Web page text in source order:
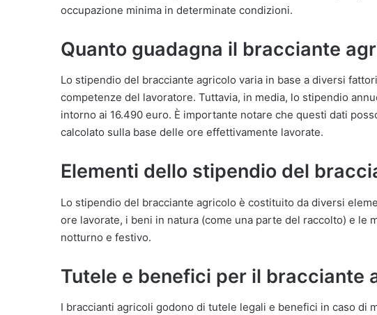
occupazione minima in determinate condizioni.
Quanto guadagna il bracciante
Lo stipendio del bracciante agricolo varia in base a diversi
competenze del lavoratore. Tuttavia, in media, lo stipendio
intorno ai 16.490 euro. È importante notare che questi dati
calcolato sulla base delle ore effettivamente lavorate.
Elementi dello stipendio del
Lo stipendio del bracciante agricolo è costituito da diversi
ore lavorate, i beni in natura (come una parte del raccolto) e le
notturno e festivo.
Tutele e benefici per il bracciante
I braccianti agricoli godono di tutele legali e benefici in caso di